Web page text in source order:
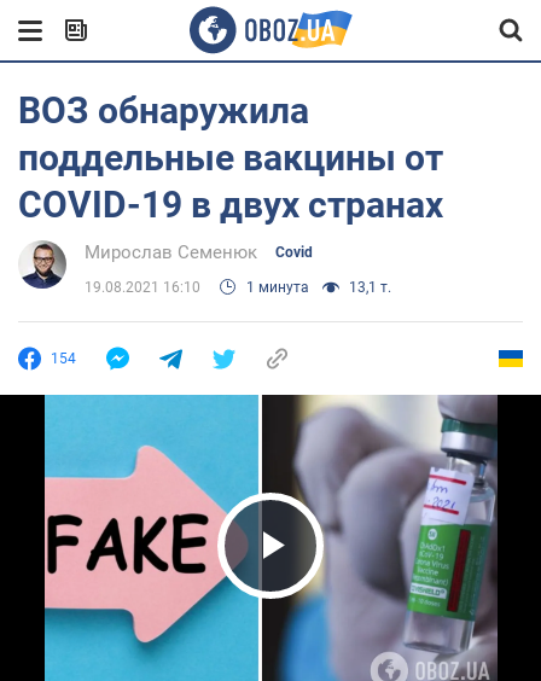
ВОЗ обнаружила
поддельные вакцины от
COVID-19 в двух странах
Мирослав Семенюк Covid
19.08.2021 16:10 1 минута 13,1 т.
154
Play Video